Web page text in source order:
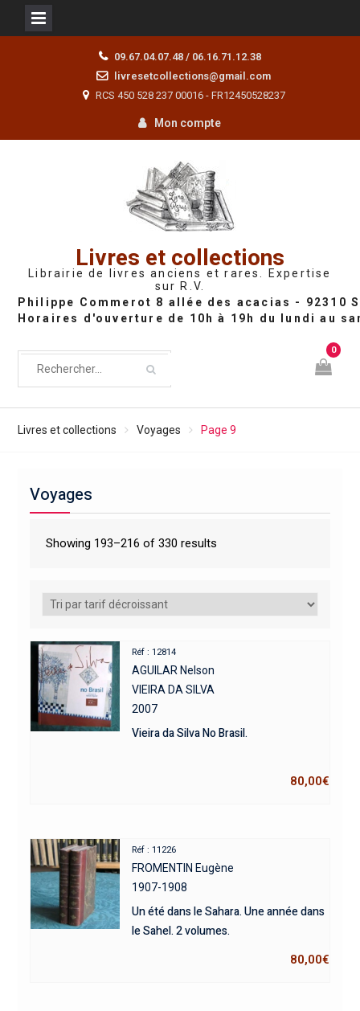
09.67.04.07.48 / 06.16.71.12.38
livresetcollections@gmail.com
RCS 450 528 237 00016 - FR12450528237
Mon compte
Livres et collections
Librairie de livres anciens et rares. Expertise
sur R.V.
0
Livres et collections Voyages Page 9
Voyages
Showing 193–216 of 330 results
Réf : 12814
AGUILAR Nelson
VIEIRA DA SILVA
2007
Vieira da Silva No Brasil.
80,00€
Réf : 11226
FROMENTIN Eugène
1907-1908
Un été dans le Sahara. Une année dans
le Sahel. 2 volumes.
80,00€